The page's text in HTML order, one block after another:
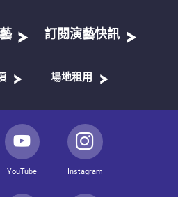
訂閱演藝快訊
場地租用
YouTube Instagram